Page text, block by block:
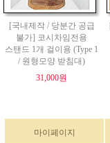
[국내제작 / 당분간 공급
불가] 코시차임전용
스탠드 1개 걸이용 (Type 1
/ 원형모양 받침대)
31,000원
마이페이지